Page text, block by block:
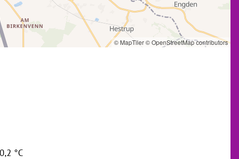
© MapTiler© OpenStreetMap contributors
°C